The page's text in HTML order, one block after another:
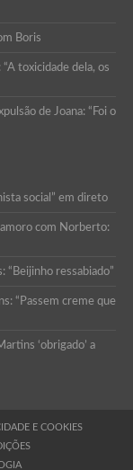
Boris
toxicidade dela, os
de Joana: “Foi o
social” em direto
com Norberto:
“Beijinho ressabiado”
“Passem creme que
‘obrigado’ a
E COOKIES